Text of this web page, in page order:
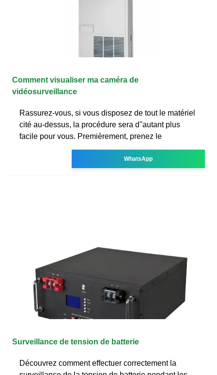
Comment visualiser ma caméra de
vidéosurveillance
Rassurez-vous, si vous disposez de tout le matériel
cité au-dessus, la procédure sera d''autant plus
facile pour vous. Premièrement, prenez le
WhatsApp
Surveillance de tension de batterie
Découvrez comment effectuer correctement la